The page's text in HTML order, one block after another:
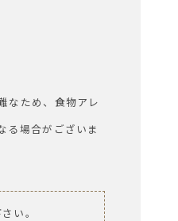
なため、食物アレ
る場合がございま
い。